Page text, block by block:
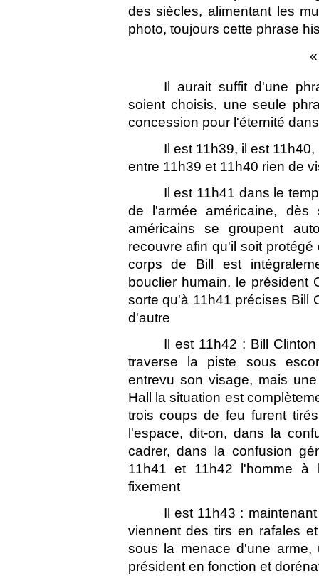
des siècles, alimentant les
photo, toujours cette phrase
«
Il aurait suffit d'une
soient choisis, une seule
concession pour l'éternité
Il est 11h39, il est
entre 11h39 et 11h40 rien de
Il est 11h41 dans le
de l'armée américaine,
américains se groupent
recouvre afin qu'il soit
corps de Bill est
bouclier humain, le président
sorte qu'à 11h41 précises Bill
d'autre 
Il est 11h42 : Bill
traverse la piste sous
entrevu son visage, mais
Hall la situation est
trois coups de feu furent
l'espace, dit-on, dans la
cadrer, dans la confusion
11h41 et 11h42 l'homme à
fixement 
Il est 11h43 :
viennent des tirs en rafales
sous la menace d'une
président en fonction et